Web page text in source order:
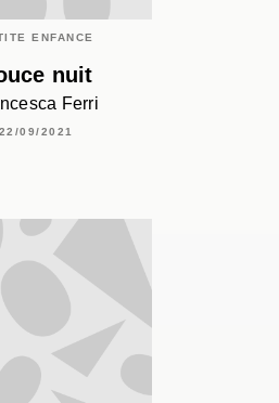
ENFANCE
nuit
Ferri
22/09/2021